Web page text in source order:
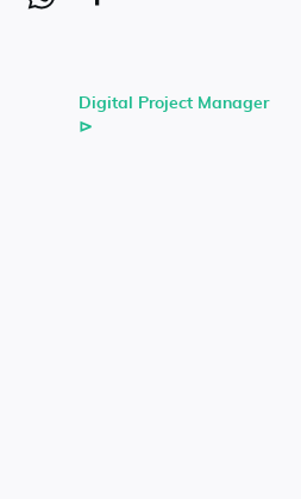
Digital Project Manager
⊳